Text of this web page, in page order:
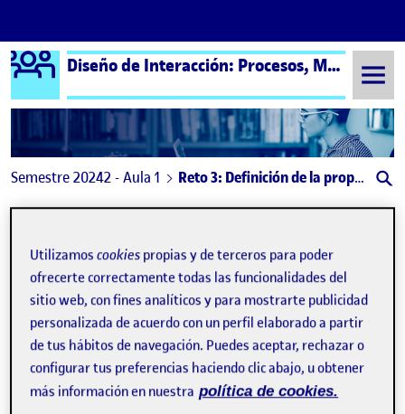
Saltar al contenido
Logo Ágora Diseño de Interacción: Procesos, Métodos y Técnicas – Aula 1
Semestre 20242 - Aula 1 Reto 3: Definición de la propuesta de valor (VPC)
Publicado porReto 3: Definición de la
Publicado por
Garazi Berrizbeitia Zugazagasti
Visibilidad:
Pública Fecha de publicación
29 Abr 2025 29 abril, 2025 2:00 pm
comentario en Reto 3: Definición de la propuesta
Dentro de la temática de trabajo, la
INTERGENERACIONALIDAD, se ha optado por estudiar las
Plataformas de Marketplace y su relación con las personas
Utilizamoscookies propias y de terceros para poder
ofrecerte correctamente todas las funcionalidades del
sitio web, con fines analíticos y para mostrarte publicidad
personalizada de acuerdo con un perfil elaborado a partir
de tus hábitos de navegación. Puedes aceptar, rechazar o
configurar tus preferencias haciendo clic abajo, u obtener
más información en nuestra política de cookies.